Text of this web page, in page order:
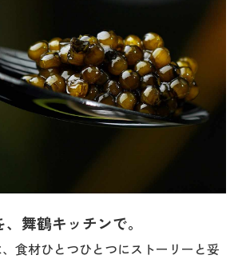
舞鶴キッチンで。
食材ひとつひとつにストーリーと妥